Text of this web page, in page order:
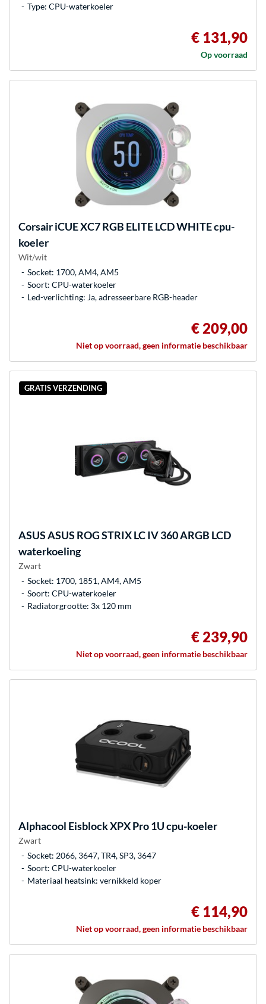
Type: CPU-waterkoeler
€ 131,90
Op voorraad
CorsairiCUE XC7 RGB ELITE LCD WHITE cpu-
koeler
Wit/wit
Socket: 1700, AM4, AM5
Soort: CPU-waterkoeler
Led-verlichting: Ja, adresseerbare RGB-header
€ 209,00
Niet op voorraad, geen informatie beschikbaar
GRATIS VERZENDING
ASUSASUS ROG STRIX LC IV 360 ARGB LCD
waterkoeling
Zwart
Socket: 1700, 1851, AM4, AM5
Soort: CPU-waterkoeler
Radiatorgrootte: 3x 120 mm
€ 239,90
Niet op voorraad, geen informatie beschikbaar
Alphacool Eisblock XPX Pro 1U cpu-koeler
Zwart
Socket: 2066, 3647, TR4, SP3, 3647
Soort: CPU-waterkoeler
Materiaal heatsink: vernikkeld koper
€ 114,90
Niet op voorraad, geen informatie beschikbaar